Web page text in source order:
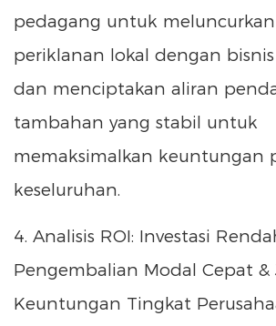
pedagang untuk
periklanan lokal dengan
dan menciptakan aliran
tambahan yang stabil untuk
memaksimalkan keuntungan
keseluruhan.
4. Analisis ROI: Investasi
Pengembalian Modal Cepat &
Keuntungan Tingkat